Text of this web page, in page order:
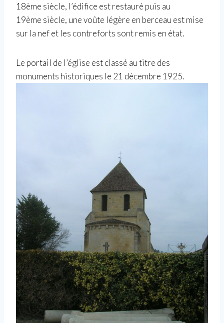
18ème siècle, l’édifice est restauré puis au
19ème siècle, une voûte légère en berceau est mise
sur la nef et les contreforts sont remis en état.
Le portail de l’église est classé au titre des
monuments historiques le 21 décembre 1925.